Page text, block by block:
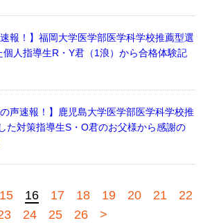
速報！】福岡大学医学部医学科学校推薦型選
人指導生R・Y君（1浪）から合格体験記
の声速報！】鹿児島大学医学部医学科学校推
た対策指導生S・O君のお父様から感謝の
15 16 17 18 19 20 21
22
24 25 26 >